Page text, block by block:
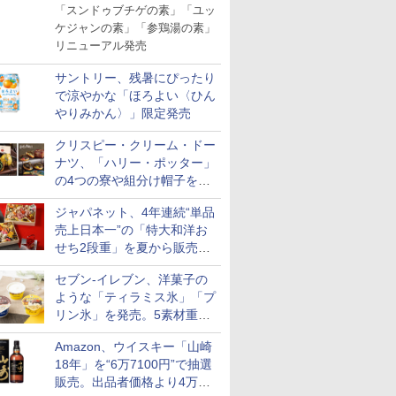
「スンドゥブチゲの素」「ユッ
ケジャンの素」「参鶏湯の素」
リニューアル発売
サントリー、残暑にぴったり
で涼やかな「ほろよい〈ひん
やりみかん〉」限定発売
クリスピー・クリーム・ドー
ナツ、「ハリー・ポッター」
の4つの寮や組分け帽子をイ
メージしたドーナツなど発売
ジャパネット、4年連続“単品
売上日本一”の「特大和洋お
せち2段重」を夏から販売。
73品・年越しそば付き
セブン-イレブン、洋菓子の
ような「ティラミス氷」「プ
リン氷」を発売。5素材重ね
と2層仕立ての濃厚な味わい
Amazon、ウイスキー「山崎
18年」を“6万7100円”で抽選
販売。出品者価格より4万